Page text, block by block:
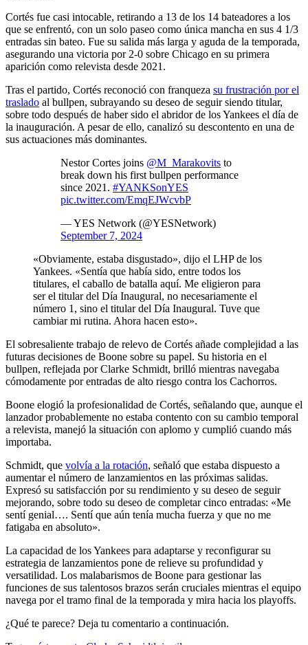
Cortés fue casi intocable, retirando a 13 de los 14 bateadores a los
que se enfrentó, con un solo paseo como única mancha en sus 4 1/3
entradas sin bateo. Fue su salida más larga y aguda de la temporada,
asegurando una victoria por 2-0 sobre Chicago en su primera
aparición como relevista desde 2021.
Tras el partido, Cortés reconoció con franqueza su frustración por el
traslado al bullpen, subrayando su deseo de seguir siendo titular,
sobre todo después de haber sido el abridor de los Yankees el día de
la inauguración. A pesar de ello, canalizó su descontento en una de
sus actuaciones más dominantes.
Nestor Cortes joins @M_Marakovits to
break down his first bullpen performance
since 2021. #YANKSonYES
pic.twitter.com/EmqEJWcvbP
— YES Network (@YESNetwork)
September 7, 2024
«Obviamente, estaba disgustado», dijo el LHP de los
Yankees. «Sentía que había sido, entre todos los
titulares, el caballo de batalla aquí. Me eligieron para
ser el titular del Día Inaugural, no necesariamente el
número 1, sino el titular del Día Inaugural. Tuve que
cambiar mi rutina. Ahora hacen esto».
El sobresaliente trabajo de relevo de Cortés añade complejidad a las
futuras decisiones de Boone sobre su papel. Su historia en el
bullpen, reflejada por Clarke Schmidt, brilló mientras navegaba
cómodamente por entradas de alto riesgo contra los Cachorros.
Boone elogió la profesionalidad de Cortés, señalando que, aunque el
lanzador probablemente no estaba contento con su cambio temporal
a relevista, manejó la situación con aplomo y cumplió cuando más
importaba.
Schmidt, que volvía a la rotación, señaló que estaba dispuesto a
aumentar el número de lanzamientos en las próximas salidas.
Expresó su satisfacción por su rendimiento y su deseo de seguir
mejorando, sobre todo su deseo de completar cinco entradas: «Me
sentí genial…. Sentí que aún tenía mucha fuerza y que no me
fatigaba en absoluto».
La capacidad de los Yankees para adaptarse y reconfigurar su
estrategia de lanzamientos pone de relieve su profundidad y
versatilidad. Los malabarismos de Boone para gestionar las
funciones de sus talentosos brazos serán cruciales mientras el equipo
navega por el tramo final de la temporada y mira hacia los playoffs.
¿Qué te parece? Deja tu comentario a continuación.